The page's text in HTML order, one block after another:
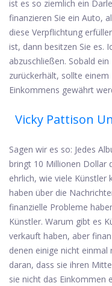
ist es so ziemlich ein
finanzieren Sie ein Auto,
diese Verpflichtung
ist, dann besitzen Sie es.
abzuschließen. Sobald
zurückerhält, sollte
Einkommens gewährt
Vicky Pattison
Sagen wir es so: Jedes
bringt 10 Millionen Dollar
ehrlich, wie viele Künstler
haben über die
finanzielle Probleme
Künstler. Warum gibt es
verkauft haben, aber
denen einige nicht einmal
daran, dass sie ihren
sie nicht das Einkommen